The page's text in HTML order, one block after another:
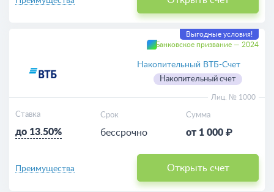
Выгодные условия!
Банковское призвание — 2024
Накопительный ВТБ-Счет
Накопительный счет
Лиц. № 1000
Ставка
до 13.50%
Срок
бессрочно
Сумма
от 1 000 ₽
Открыть счет
Преимущества